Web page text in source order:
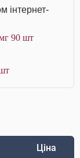
інтернет-
90 шт
Ціна